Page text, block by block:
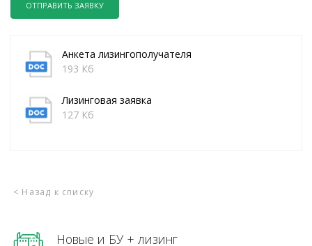
ОТПРАВИТЬ ЗАЯВКУ
Анкета лизингополучателя
193 Кб
Лизинговая заявка
127 Кб
< Назад к списку
Новые и БУ + лизинг